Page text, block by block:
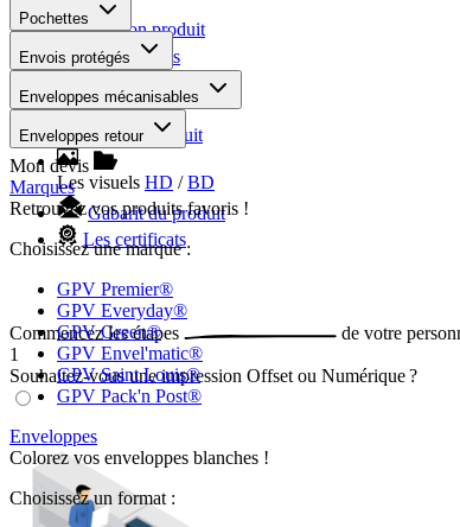
Pochettes
Envois protégés
Enveloppes mécanisables
Enveloppes retour
Mon devis
Marques
Retrouvez vos produits favoris !
Choisissez une marque :
GPV Premier®
GPV Everyday®
GPV Green®
GPV Envel'matic®
GPV Saint Louis®
GPV Pack'n Post®
Enveloppes
Colorez vos enveloppes blanches !
Choisissez un format :
Personnaliser mon produit
Ajouter aux favoris
Téléchargements
La fiche produit
Les visuels HD / BD
Gabarit du produit
Les certificats
Commencez les étapes de votre
1
Souhaitez-vous une impression Offset ou Numérique ?